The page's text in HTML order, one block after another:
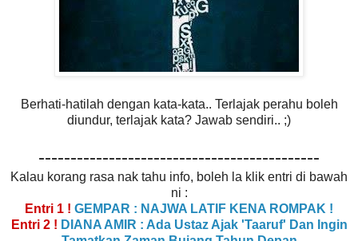
Berhati-hatilah dengan kata-kata.. Terlajak perahu boleh
diundur, terlajak kata? Jawab sendiri.. ;)
--------------------------------------------
Kalau korang rasa nak tahu info, boleh la klik entri di bawah
ni :
Entri 1 ! GEMPAR : NAJWA LATIF KENA ROMPAK !
Entri 2 ! DIANA AMIR : Ada Ustaz Ajak 'Taaruf' Dan Ingin